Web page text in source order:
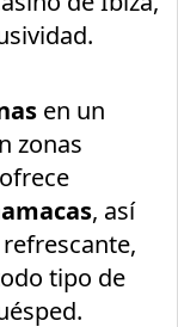
en un
zonas
, así
tipo de